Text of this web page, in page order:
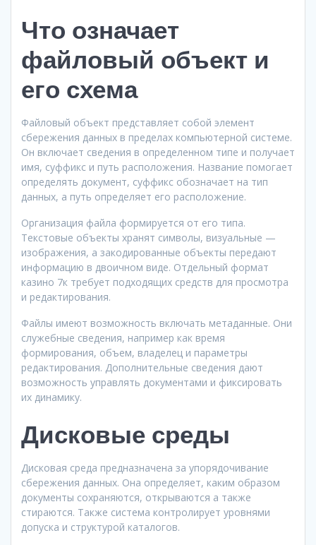
Что означает
файловый объект и
его схема
Файловый объект представляет собой элемент
сбережения данных в пределах компьютерной системе.
Он включает сведения в определенном типе и получает
имя, суффикс и путь расположения. Название помогает
определять документ, суффикс обозначает на тип
данных, а путь определяет его расположение.
Организация файла формируется от его типа.
Текстовые объекты хранят символы, визуальные —
изображения, а закодированные объекты передают
информацию в двоичном виде. Отдельный формат
казино 7к требует подходящих средств для просмотра
и редактирования.
Файлы имеют возможность включать метаданные. Они
служебные сведения, например как время
формирования, объем, владелец и параметры
редактирования. Дополнительные сведения дают
возможность управлять документами и фиксировать
их динамику.
Дисковые среды
Дисковая среда предназначена за упорядочивание
сбережения данных. Она определяет, каким образом
документы сохраняются, открываются а также
стираются. Также система контролирует уровнями
допуска и структурой каталогов.